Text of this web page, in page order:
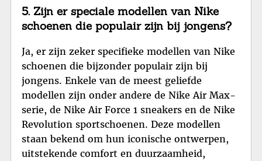
5. Zijn er speciale modellen van Nike
schoenen die populair zijn bij jongens?
Ja, er zijn zeker specifieke modellen van Nike
schoenen die bijzonder populair zijn bij
jongens. Enkele van de meest geliefde
modellen zijn onder andere de Nike Air Max-
serie, de Nike Air Force 1 sneakers en de Nike
Revolution sportschoenen. Deze modellen
staan bekend om hun iconische ontwerpen,
uitstekende comfort en duurzaamheid,